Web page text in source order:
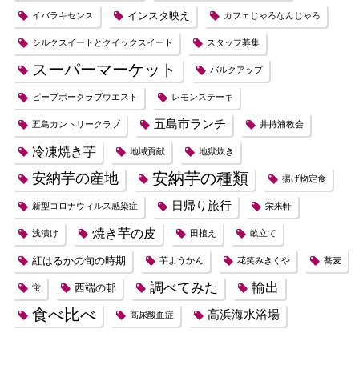
イバラキセンス インスタ映え カフェじゃろなんじゃろ
シルクスイートとクイックスイート スタッフ募集
スーパーマーケット バルクアップ
ピープボークラブウエスト レモンステーキ
五島カントリークラブ 五島市ランチ 井持浦教会
冷凍焼き芋 地域貢献 地獄炊き
安納芋の産地 安納芋の種類 揚げ物定食
新型コロナウィルス感染症 日帰り旅行 栄来軒
浅漬け 焼き芋の皮 田植え 畝立て
紅はるかの旬の時期 芋ようかん 花笑みきくや 蕎麦
蛍 西端の邨 調べてみた 輸出
食べ比べ 高尿酸血症 高浜海水浴場